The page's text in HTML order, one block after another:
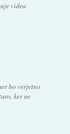
videa
bo verjetno
ker ne